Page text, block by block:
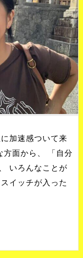
加速感ついて来
方面から、 「自分
いろんなことが
イッチが入った